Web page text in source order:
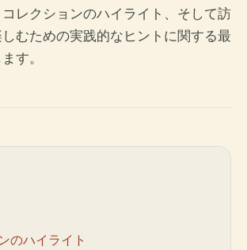
レクションのハイライト、そして訪
むための実践的なヒントに関する最
す。
のハイライト